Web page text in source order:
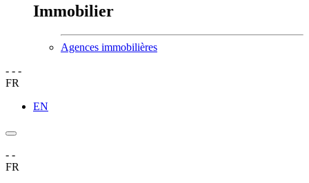
Immobilier
Agences immobilières
- - -
FR
EN
- -
FR